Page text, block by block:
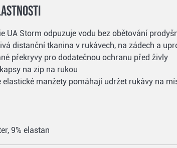
UA Storm odpuzuje vodu bez obětování
distanční tkanina v rukávech, na zádech a
překryvy pro dodatečnou ochranu před živly
na zip na rukou
elastické manžety pomáhají udržet rukávy na
9% elastan